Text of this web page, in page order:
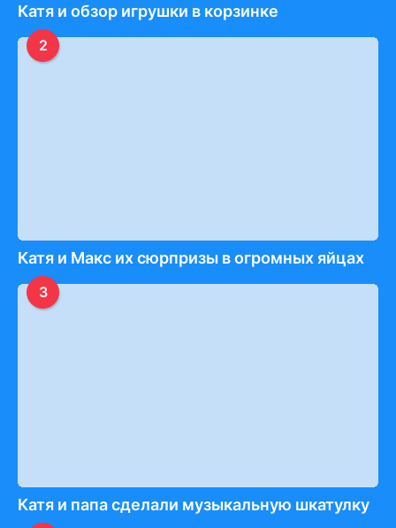
Катя и обзор игрушки в корзинке
2
Катя и Макс их сюрпризы в огромных яйцах
3
Катя и папа сделали музыкальную шкатулку